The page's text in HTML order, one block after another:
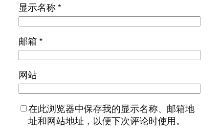
显示名称*
邮箱*
网站
在此浏览器中保存我的显示名称、邮箱地
址和网站地址，以便下次评论时使用。